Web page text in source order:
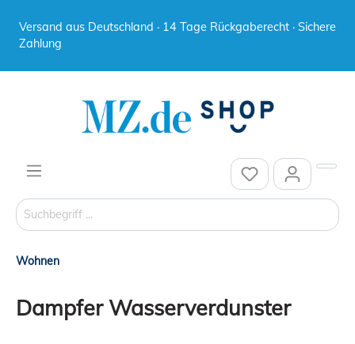
Versand aus Deutschland · 14 Tage Rückgaberecht · Sichere
Zahlung
Wohnen
Dampfer Wasserverdunster